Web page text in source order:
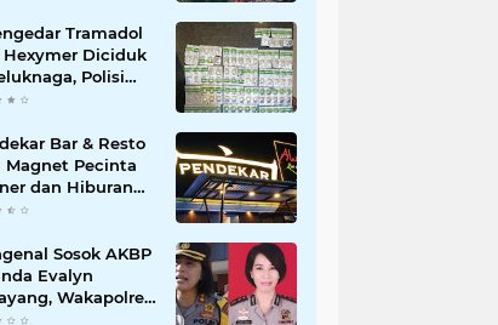
Tramadol
Hexymer Diciduk
Polisi
Ratusan Pil
Bar & Resto
Magnet Pecinta
dan Hiburan
di Tangerang
Sosok AKBP
Evalyn
Wakapolres
Tangerang yang